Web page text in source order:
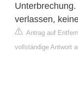
verlassen,
Antrag auf
vollständige Antwort